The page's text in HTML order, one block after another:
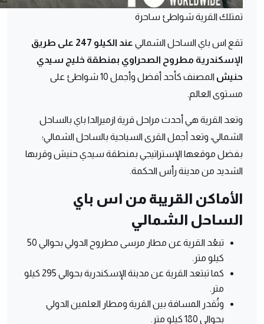
تمتلك القرية شواطئ ساحرة
تقع اس باي الساحل الشمالي
عند الكيلو 247 على طريق
الإسكندرية مطروح الصحراوي بمنطقة خليج سيدي
حنيش
المصنف كأحد أفضل وأجمل 10 شواطئ على
مستوى العالم.
وتعد القرية هي أحدث مراحل قرية ازميرالدا باي بالساحل
الشمالي، وتعد أجمل القرى السياحية بالساحل الشمالي؛
بفضل موقعها الإستراتيجي بمنطقة سيدي حنيش وقربها
الشديد من مدينة رأس الحكمة.
الأماكن القريبة من اس باي
الساحل الشمالي
تبعُد القرية عن مطار مرسى مطروح الدولي بحوالي 50
كيلو متر.
كما تبتعد القرية عن مدينة الإسكندرية بحوالي 295 كيلو
متر.
وتُقدر المسافة بين القرية ومطار العلمين الدولي
بحوالي 180 كيلو متر.